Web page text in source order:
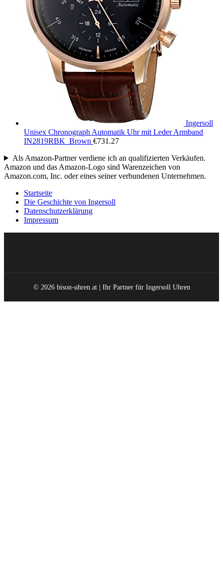
Ingersoll
Unisex Chronograph Automatik Uhr mit Leder Armband
IN2819RBK_Brown €731.27
Als Amazon-Partner verdiene ich an qualifizierten Verkäufen.
Amazon und das Amazon-Logo sind Warenzeichen von
Amazon.com, Inc. oder eines seiner verbundenen Unternehmen.
Startseite
Die Geschichte von Ingersoll
Datenschutzerklärung
Impressum
© 2026 bison-uhren.at | Ihr Partner für Ingersoll Uhren